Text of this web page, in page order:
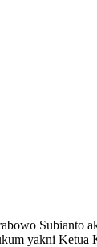
Subianto
yakni